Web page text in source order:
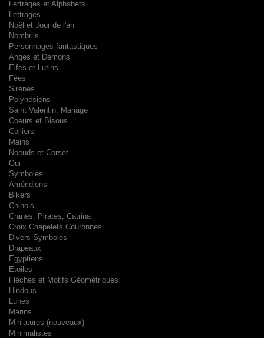
Lettrages et Alphabets
Lettrages
Noël et Jour de l'an
Nombrils
Personnages fantastiques
Anges et Démons
Elfes et Lutins
Fées
Sirènes
Polynésiens
Saint Valentin, Mariage
Coeurs et Bisous
Colliers
Mains
Noeuds et Corset
Oui
Symboles
Améridiens
Bikers
Chinois
Cranes, Pirates, Catrina
Croix Chapelets Couronnes
Divers Symboles
Drapeaux
Egyptiens
Etoiles
Flèches et Motifs Géométriques
Hindous
Lunes
Marins
Miniatures (nouveaux)
Minimalistes